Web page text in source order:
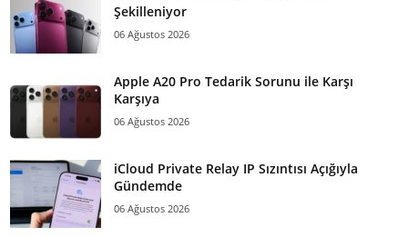
Şekilleniyor
06 Ağustos 2026
Apple A20 Pro Tedarik Sorunu ile Karşı
Karşıya
06 Ağustos 2026
iCloud Private Relay IP Sızıntısı Açığıyla
Gündemde
06 Ağustos 2026